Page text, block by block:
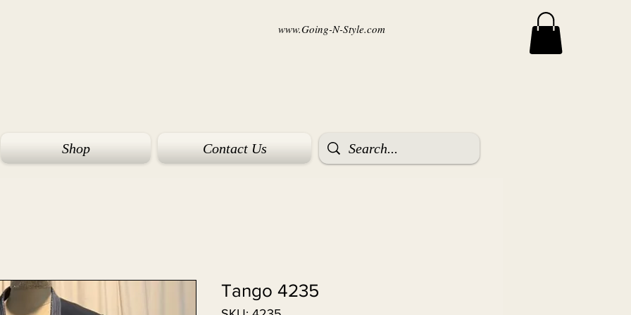
www.Going-N-Style.com
Shop Contact Us
Tango 4235